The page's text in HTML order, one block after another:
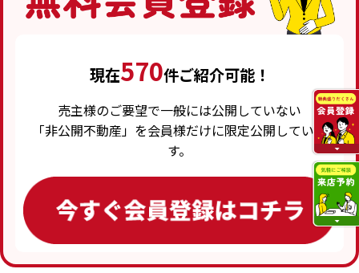
現在570件ご紹介可能！
売主様のご要望で一般には公開していない
「非公開不動産」を会員様だけに限定公開していま
す。